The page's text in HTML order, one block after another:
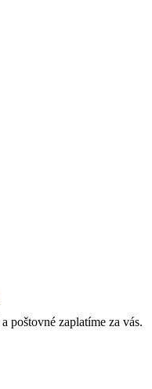
a poštovné zaplatíme za vás.